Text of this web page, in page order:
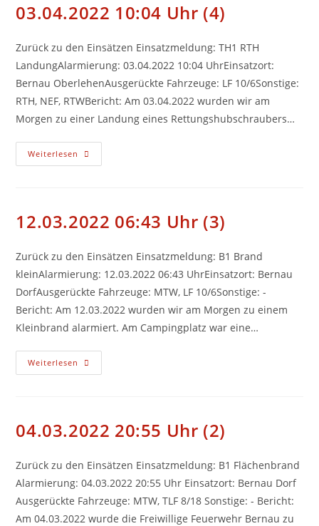
03.04.2022 10:04 Uhr (4)
Zurück zu den Einsätzen Einsatzmeldung: TH1 RTH
LandungAlarmierung: 03.04.2022 10:04 UhrEinsatzort:
Bernau OberlehenAusgerückte Fahrzeuge: LF 10/6Sonstige:
RTH, NEF, RTWBericht: Am 03.04.2022 wurden wir am
Morgen zu einer Landung eines Rettungshubschraubers…
Weiterlesen 03.04.2022
10:04
12.03.2022 06:43 Uhr (3)
Zurück zu den Einsätzen Einsatzmeldung: B1 Brand
kleinAlarmierung: 12.03.2022 06:43 UhrEinsatzort: Bernau
DorfAusgerückte Fahrzeuge: MTW, LF 10/6Sonstige: -
Bericht: Am 12.03.2022 wurden wir am Morgen zu einem
Kleinbrand alarmiert. Am Campingplatz war eine…
Weiterlesen 12.03.2022
06:43
04.03.2022 20:55 Uhr (2)
Zurück zu den Einsätzen Einsatzmeldung: B1 Flächenbrand
Alarmierung: 04.03.2022 20:55 Uhr Einsatzort: Bernau Dorf
Ausgerückte Fahrzeuge: MTW, TLF 8/18 Sonstige: - Bericht:
Am 04.03.2022 wurde die Freiwillige Feuerwehr Bernau zu